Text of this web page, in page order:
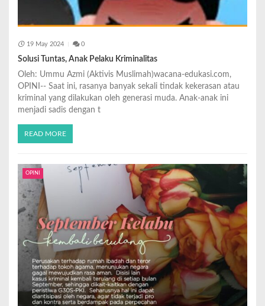
19 May 2024 0
Solusi Tuntas, Anak Pelaku Kriminalitas
Oleh: Ummu Azmi (Aktivis Muslimah)wacana-edukasi.com,
OPINI-- Saat ini, rasanya banyak sekali tindak kekerasan atau
kriminal yang dilakukan oleh generasi muda. Anak-anak ini
menjadi sadis dengan t
READ MORE
OPINI